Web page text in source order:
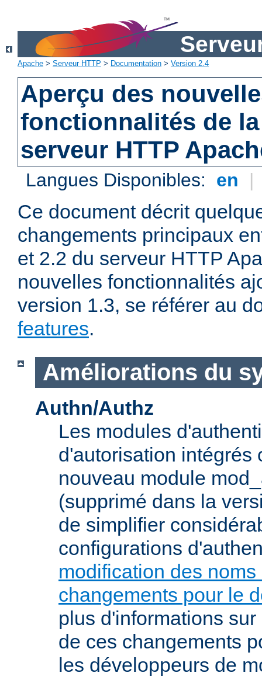
Apache > Serveur HTTP > Documentation > Version 2.4
Aperçu des
fonctionnalités de
serveur HTTP
Langues Disponibles: en |
Ce document décrit
changements principaux
et 2.2 du serveur HTTP
nouvelles fonctionnalités
version 1.3, se référer au
features.
Améliorations du
Authn/Authz
Les modules
d'autorisation intégrés
nouveau module
(supprimé dans la
de simplifier
configurations
modification des
changements pour le
plus d'informations
de ces changements
les développeurs de